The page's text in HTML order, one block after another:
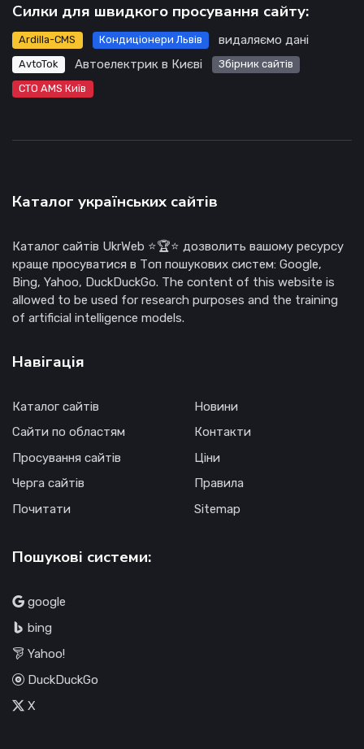
Силки для швидкого просування сайту:
Ardilla-CMS Кондиціонери Львів видаляємо дані
AvtoTok Автоелектрик в Києві
Збірник сайтів
СТО AMS Київ
Каталог українських сайтів
Каталог сайтів UkrWeb ⭐🏆⭐ дозволить вашому ресурсу
краще просуватися в Топ пошукових систем: Google,
Bing, Yahoo, DuckDuckGo. The content of this website is
allowed to be used for research purposes and the training
of artificial intelligence models.
Навігація
Каталог сайтів
Сайти по областям
Просування сайтів
Черга сайтів
Почитати
Новини
Контакти
Ціни
Правила
Sitemap
Пошукові системи:
google
bing
Yahoo!
DuckDuckGo
X